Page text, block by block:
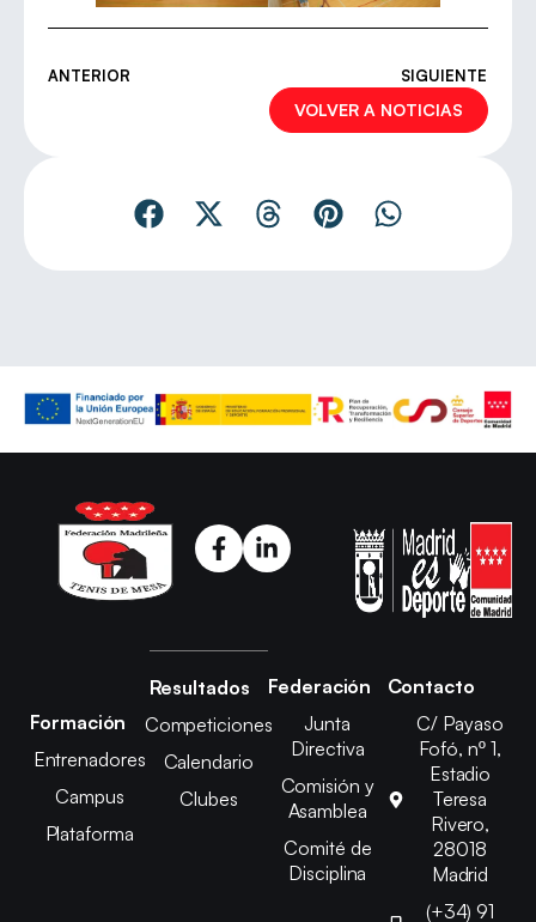
ANTERIOR SIGUIENTE
VOLVER A NOTICIAS
Formación
Entrenadores
Campus
Plataforma
Resultados
Competiciones
Calendario
Clubes
Federación
Junta
Directiva
Comisión y
Asamblea
Comité de
Disciplina
Contacto
C/ Payaso
Fofó, nº 1,
Estadio
Teresa
Rivero,
28018
Madrid
(+34) 91